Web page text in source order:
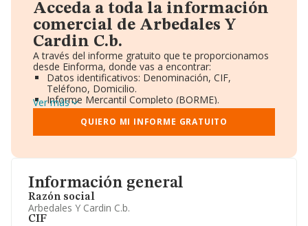
Información general
Razón social
Arbedales Y Cardin C.b.
CIF
Acceda a toda la información
comercial de Arbedales Y
Cardin C.b.
A través del informe gratuito que te proporcionamos
desde Einforma, donde vas a encontrar:
Datos identificativos: Denominación, CIF,
Teléfono, Domicilio.
Informe Mercantil Completo (BORME).
Gráficos de Evolución Ventas y Empleados.
Consejo de Administración y Administradores.
Directivos y Ejecutivos.
Información oficial y registral complementaria.
Ver más
QUIERO MI INFORME GRATUITO